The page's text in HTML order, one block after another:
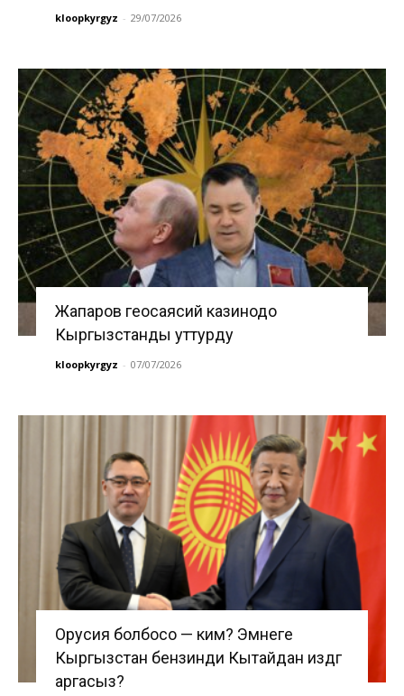
kloopkyrgyz - 29/07/2026
Жапаров геосаясий казинодо
Кыргызстанды уттурду
kloopkyrgyz - 07/07/2026
Орусия болбосо — ким? Эмнеге
Кыргызстан бензинди Кытайдан издөөгө
аргасыз?